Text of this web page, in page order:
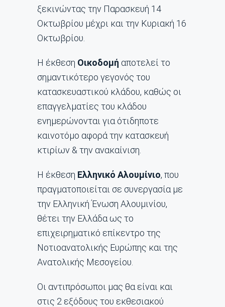
ξεκινώντας την Παρασκευή 14
Οκτωβρίου μέχρι και την Κυριακή 16
Οκτωβρίου.
H έκθεση Οικοδομή αποτελεί το
σημαντικότερο γεγονός του
κατασκευαστικού κλάδου, καθώς οι
επαγγελματίες του κλάδου
ενημερώνονται για ότιδηποτε
καινοτόμο αφορά την κατασκευή
κτιρίων & την ανακαίνιση.
Η έκθεση Ελληνικό Αλουμίνιο, που
πραγματοποιείται σε συνεργασία με
την Ελληνική Ένωση Αλουμινίου,
θέτει την Ελλάδα ως το
επιχειρηματικό επίκεντρο της
Νοτιοανατολικής Ευρώπης και της
Ανατολικής Μεσογείου.
Οι αντιπρόσωποι μας θα είναι και
στις 2 εξόδους του εκθεσιακού